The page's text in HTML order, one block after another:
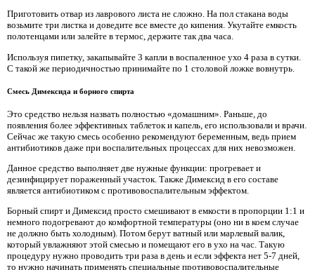
Приготовить отвар из лаврового листа не сложно. На пол стакана воды
возьмите три листка и доведите все вместе до кипения. Укутайте емкость
полотенцами или залейте в термос, держите так два часа.
Используя пипетку, закапывайте 3 капли в воспаленное ухо 4 раза в сутки.
С такой же периодичностью принимайте по 1 столовой ложке вовнутрь.
Смесь Димексида и борного спирта
Это средство нельзя назвать полностью «домашним». Раньше, до
появления более эффективных таблеток и капель, его использовали и врачи.
Сейчас же такую смесь особенно рекомендуют беременным, ведь прием
антибиотиков даже при воспалительных процессах для них невозможен.
Данное средство выполняет две нужные функции: прогревает и
дезинфицирует пораженный участок. Также Димексид в его составе
является антибиотиком с противовоспалительным эффектом.
Борный спирт и Димексид просто смешивают в емкости в пропорции 1:1 и
немного подогревают до комфортной температуры (оно ни в коем случае
не должно быть холодным). Потом берут ватный или марлевый валик,
который увлажняют этой смесью и помещают его в ухо на час. Такую
процедуру нужно проводить три раза в день и если эффекта нет 5-7 дней,
то нужно начинать применять специальные противовоспалительные